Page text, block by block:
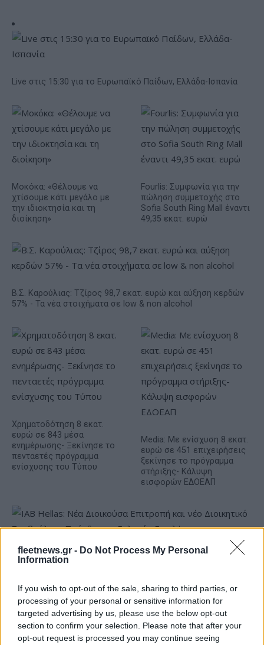
fleetnews.gr - Do Not Process My Personal
Information
If you wish to opt-out of the sale, sharing to third parties, or
processing of your personal or sensitive information for
targeted advertising by us, please use the below opt-out
section to confirm your selection. Please note that after your
opt-out request is processed you may continue seeing
Live στις 15:30 για το Ευρωπαϊκό Παίδων, Ελλάδα-Ισπανία
Μοκόκα: «Θέλουμε να
χτίσουμε κάτι μεγάλο με
την ιδιοκτησία και τη
διοίκηση»
Fourlis: Συμφωνία για την
πώληση συμμετοχής στο
Sofia South Ring Mall έναντι
49,35 εκατ. ευρώ
Β.Σ. Καρούλιας: Τζίρος 98,7 εκατ. ευρώ και αύξηση κερδών
57% - Τα νέα στοιχήματα σε low & non alcohol
Χρηματοδότηση 8 εκατ.
ευρώ σε 843 μέσα
ενημέρωσης- Ξεκίνησε το
πενταετές πρόγραμμα
ενίσχυσης του Τύπου
Media: Με ενίσχυση 8 εκατ.
ευρώ σε 451 επιχειρήσεις
ξεκίνησε το πρόγραμμα
στήριξης- Κάλυψη
εισφορών ΕΔΟΕΑΠ
IAB Hellas: Νέα Διοικούσα Επιτροπή και νέο Διοικητικό